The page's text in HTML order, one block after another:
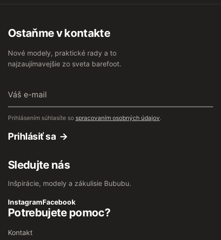
Ostaňme v kontakte
Nové modely, praktické rady a to
najzaujímavejšie zo sveta barefoot.
e-
mail
Prihlásením súhlasíte so spracovaním osobných údajov.
Prihlásiť sa
Sledujte nás
Inšpirácie, modely a zákulisie Bububu.
InstagramFacebook
Potrebujete pomoc?
Kontakt